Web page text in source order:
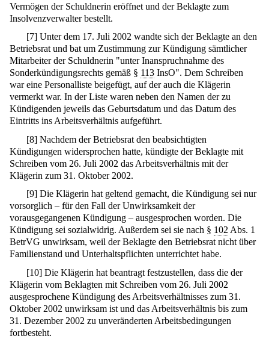
Vermögen der Schuldnerin eröffnet und der Beklagte zum
Insolvenzverwalter bestellt.
[7] Unter dem 17. Juli 2002 wandte sich der Beklagte an den
Betriebsrat und bat um Zustimmung zur Kündigung sämtlicher
Mitarbeiter der Schuldnerin "unter Inanspruchnahme des
Sonderkündigungsrechts gemäß § 113 InsO". Dem Schreiben
war eine Personalliste beigefügt, auf der auch die Klägerin
vermerkt war. In der Liste waren neben den Namen der zu
Kündigenden jeweils das Geburtsdatum und das Datum des
Eintritts ins Arbeitsverhältnis aufgeführt.
[8] Nachdem der Betriebsrat den beabsichtigten
Kündigungen widersprochen hatte, kündigte der Beklagte mit
Schreiben vom 26. Juli 2002 das Arbeitsverhältnis mit der
Klägerin zum 31. Oktober 2002.
[9] Die Klägerin hat geltend gemacht, die Kündigung sei nur
vorsorglich – für den Fall der Unwirksamkeit der
vorausgegangenen Kündigung – ausgesprochen worden. Die
Kündigung sei sozialwidrig. Außerdem sei sie nach § 102Abs. 1
BetrVG unwirksam, weil der Beklagte den Betriebsrat nicht über
Familienstand und Unterhaltspflichten unterrichtet habe.
[10] Die Klägerin hat beantragt festzustellen, dass die der
Klägerin vom Beklagten mit Schreiben vom 26. Juli 2002
ausgesprochene Kündigung des Arbeitsverhältnisses zum 31.
Oktober 2002 unwirksam ist und das Arbeitsverhältnis bis zum
31. Dezember 2002 zu unveränderten Arbeitsbedingungen
fortbesteht.